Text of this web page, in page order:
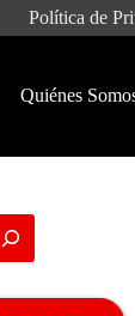
Política de
Quiénes